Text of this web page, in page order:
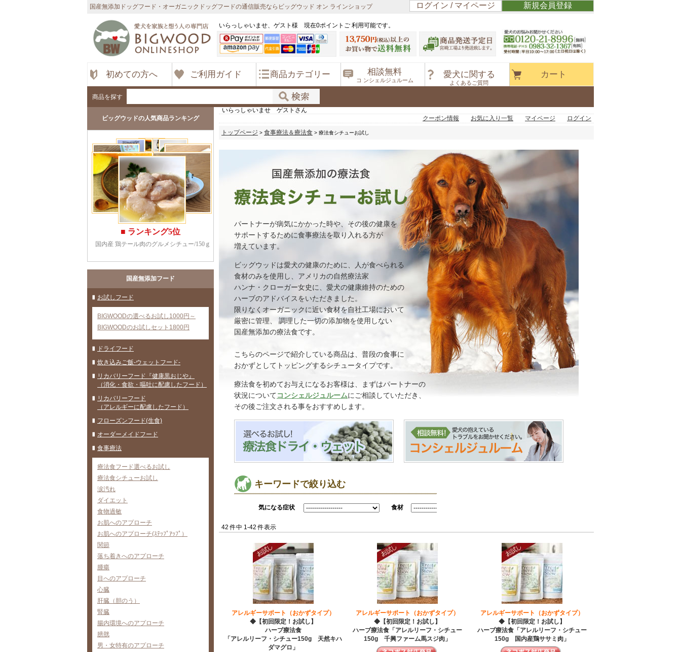
国産無添加ドッグフード・オーガニックドッグフードの通信販売ならビッグウッド オン ラインショップ ログイン / マイページ 新規会員登録
いらっしゃいませ、ゲスト様 現在0ポイントご 利用可能です。
初めての方へ ご利用ガイド 商品カテゴリー 相談無料
コ ンシェルジュルーム
愛犬に関する
よくあるご質問
カート
商品を探す
ビッグウッドの人気商品ランキング
国産無添加フード
お試しフード
BIGWOODの選べるお試し1000円～
BIGWOODのお試しセット1800円
ドライフード
炊き込みご飯-ウェットフード-
リカバリーフード『健康黒おじや』
（消化・食欲・嘔吐に配慮したフード）
リカバリーフード
（アレルギーに配慮したフード）
フローズンフード(生食)
オーダーメイドフード
食事療法
療法食フード選べるお試し
療法食シチューお試し
涙汚れ
ダイエット
食物過敏
お肌へのアプローチ
お肌へのアプローチ(ｽﾃｯﾌﾟｱｯﾌﾟ）
関節
落ち着きへのアプローチ
腫瘍
目へのアプローチ
心臓
肝臓（胆のう）
腎臓
腸内環境へのアプローチ
膀胱
男・女特有のアプローチ
いらっしゃいませ ゲストさん
クーポン情報
お気に入り一覧 マイページ
ログイン
トップページ > 食事療法＆療法食 > 療法食シチューお試し
パートナーが病気にかかった時や、その後の健康を
サポートするために食事療法を取り入れる方が
増えています。
ビッグウッドは愛犬の健康のために、人が食べられる
食材のみを使用し、アメリカの自然療法家
ハンナ・クローガー女史に、愛犬の健康維持のための
ハーブのアドバイスをいただきました。
限りなくオーガニックに近い食材を自社工場において
厳密に管理、 調理した一切の添加物を使用しない
国産無添加の療法食です。
こちらのページで紹介している商品は、普段の食事に
おかずとしてトッピングするシチュータイプです。
療法食を初めてお与えになるお客様は、まずはパートナーの
状況についてコンシェルジュルームにご相談していただき、
その後ご注文される事をおすすめします。
キーワードで絞り込む
気になる症状 食材
42 件中 1-42 件表示
アレルギーサポート（おかずタイプ）
◆【初回限定！お試し】
ハーブ療法食
「アレルリーフ・シチュー150g 天然キハ
ダマグロ」
アレルギーサポート（おかずタイプ）
◆【初回限定！お試し】
ハーブ療法食「アレルリーフ・シチュー
150g 千興ファーム馬スジ肉」
アレルギーサポート（おかずタイプ）
◆【初回限定！お試し】
ハーブ療法食「アレルリーフ・シチュー
150g 国内産鶏ササミ肉」